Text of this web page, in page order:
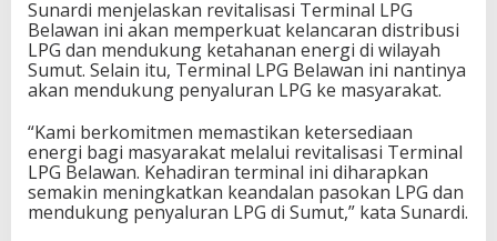
Sunardi menjelaskan revitalisasi Terminal LPG
Belawan ini akan memperkuat kelancaran distribusi
LPG dan mendukung ketahanan energi di wilayah
Sumut. Selain itu, Terminal LPG Belawan ini nantinya
akan mendukung penyaluran LPG ke masyarakat.
“Kami berkomitmen memastikan ketersediaan
energi bagi masyarakat melalui revitalisasi Terminal
LPG Belawan. Kehadiran terminal ini diharapkan
semakin meningkatkan keandalan pasokan LPG dan
mendukung penyaluran LPG di Sumut,” kata Sunardi.